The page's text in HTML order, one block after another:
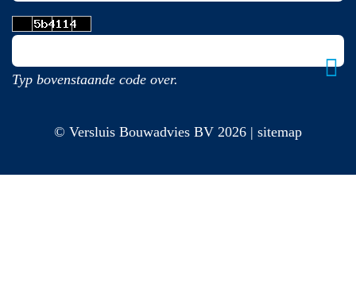
Typ bovenstaande code over.
© Versluis Bouwadvies BV 2026 | sitemap